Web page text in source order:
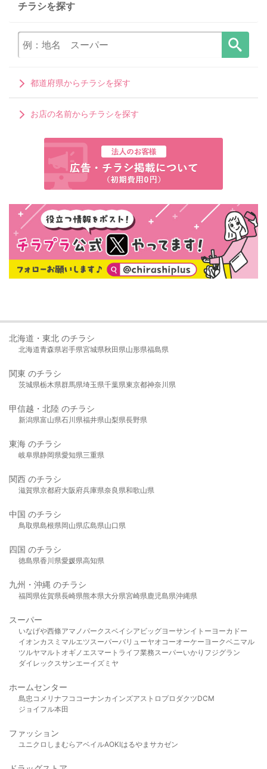
チラシを探す
都道府県からチラシを探す
お店の名前からチラシを探す
北海道・東北 のチラシ
北海道青森県岩手県宮城県秋田県山形県福島県
関東 のチラシ
茨城県栃木県群馬県埼玉県千葉県東京都神奈川県
甲信越・北陸 のチラシ
新潟県富山県石川県福井県山梨県長野県
東海 のチラシ
岐阜県静岡県愛知県三重県
関西 のチラシ
滋賀県京都府大阪府兵庫県奈良県和歌山県
中国 のチラシ
鳥取県島根県岡山県広島県山口県
四国 のチラシ
徳島県香川県愛媛県高知県
九州・沖縄 のチラシ
福岡県佐賀県長崎県熊本県大分県宮崎県鹿児島県沖縄県
スーパー
いなげや西條アマノパークスベイシア ビッグヨーサンイトーヨーカドー
イオンカスミ マルエツスーパーバリューヤオコーオーケー ヨークベニマル
ツルヤマルト オギノ エスマート ライフ業務スーパーいかり フジグラン
ダイレックスサンエーイズミヤ
ホームセンター
島忠 コメリ ナフコ コーナンカインズアストロプロダクツDCM
ジョイフル本田
ファッション
ユニクロ しまむら アベイルAOKIはるやま サカゼン